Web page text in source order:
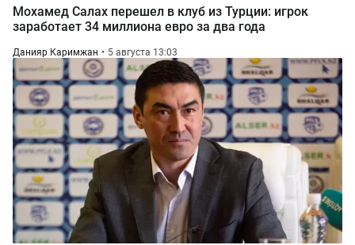
Мохамед Салах перешел в клуб из Турции: игрок
заработает 34 миллиона евро за два года
Данияр Каримжан 5 августа 13:03